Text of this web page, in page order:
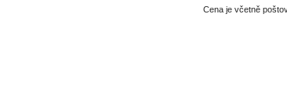
Cena je včetně